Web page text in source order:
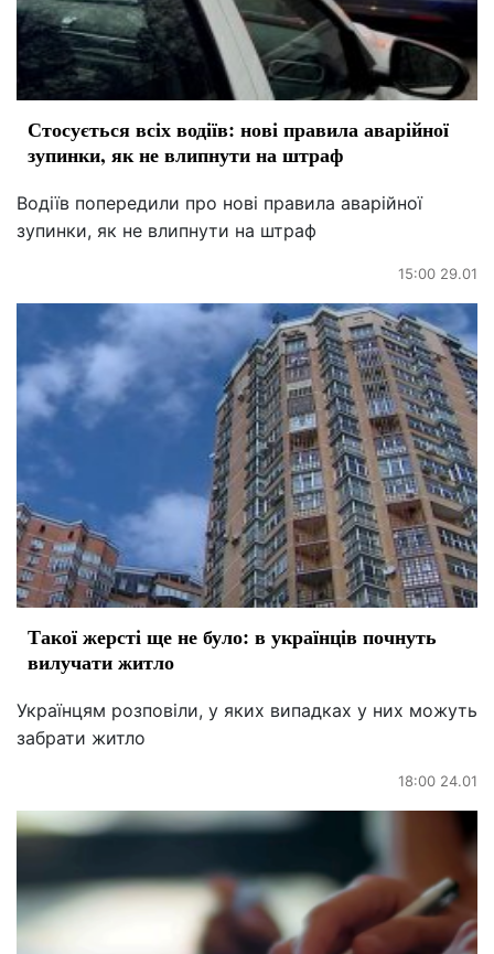
Стосується всіх водіїв: нові правила аварійної
зупинки, як не влипнути на штраф
Водіїв попередили про нові правила аварійної
зупинки, як не влипнути на штраф
15:00 29.01
Такої жерсті ще не було: в українців почнуть
вилучати житло
Українцям розповіли, у яких випадках у них можуть
забрати житло
18:00 24.01